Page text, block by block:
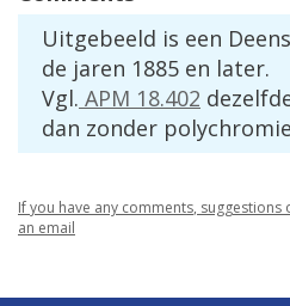
Uitgebeeld is een
de jaren 1885 en later.
Vgl. APM 18.402
dan zonder polychromie
Ifyou have any comments, suggestions
an email